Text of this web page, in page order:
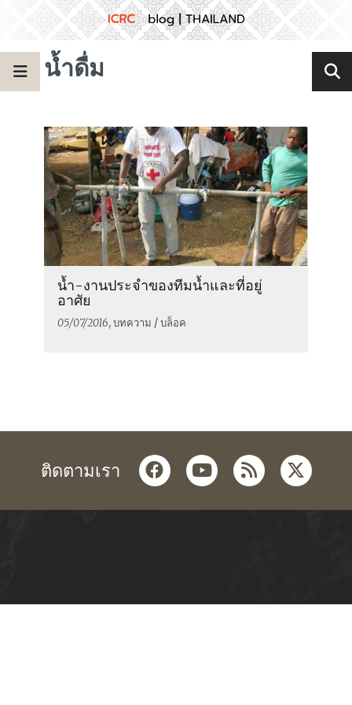
น้ำดื่ม
น้ำ-งานประจำของทีมน้ำและที่อยู่
อาศัย
05/07/2016, บทความ / บล็อค
ติดตามเรา facebookyoutube
rss twitter